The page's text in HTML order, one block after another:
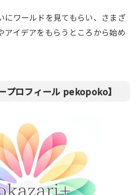
にワールドを見てもらい、さまざ
アイデアをもらうところから始め
プロフィール pekopoko】